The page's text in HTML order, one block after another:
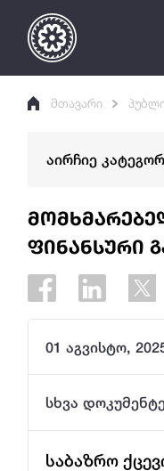
მთავარი
აირჩიე
პოლიტიკის
კვლევითი
ფინანსური
ფინანსური
01 აგვისტო,
სხვა
საბაზრო